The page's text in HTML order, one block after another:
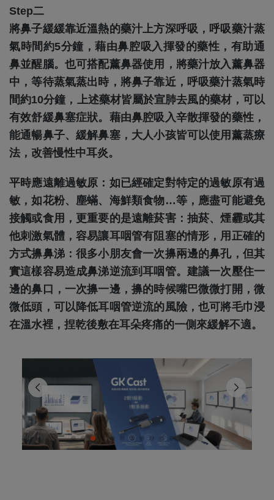
Step二
將鼻子緩緩靠近溫熱的藥汁上方深呼吸，呼吸藥汁蒸
氣時間約5分鐘，藉由鼻腔吸入揮發的藥性，有助通
鼻並醒腦。也可搭配薰鼻器使用，將藥汁放入薰鼻器
中，等待蒸氣蒸出時，將鼻子靠近，呼吸藥汁蒸氣時
間約10分鐘，上述藥材皆屬於宣肺去風的藥材，可以
有效舒緩鼻塞症狀。藉由鼻腔吸入辛散揮發的藥性，
能通暢鼻子、緩解鼻塞，大人小孩皆可以使用薰蒸療
法，改善慢性中耳炎。
平時應遠離過敏原：如已經確定對特定的過敏原有過
敏，如花粉、塵蟎、海鮮類食物…等，應盡可能避免
接觸或食用，更重要的是遠離菸害：抽菸、煙霾或其
他刺激氣體，容易讓耳咽管有阻塞的情形，用正確的
方式擤鼻涕：很多小朋友會一次擤兩邊的鼻孔，但其
實這樣容易造成鼻涕逆流到耳咽管。建議一次壓住一
邊的鼻口，一次擤一邊，擤的時候嘴巴微微打開，微
微低頭，可以降低耳咽管逆流的風險，也可將毛巾浸
在溫水裡，捏乾後敷在耳朵疼痛的一側來緩解不適。